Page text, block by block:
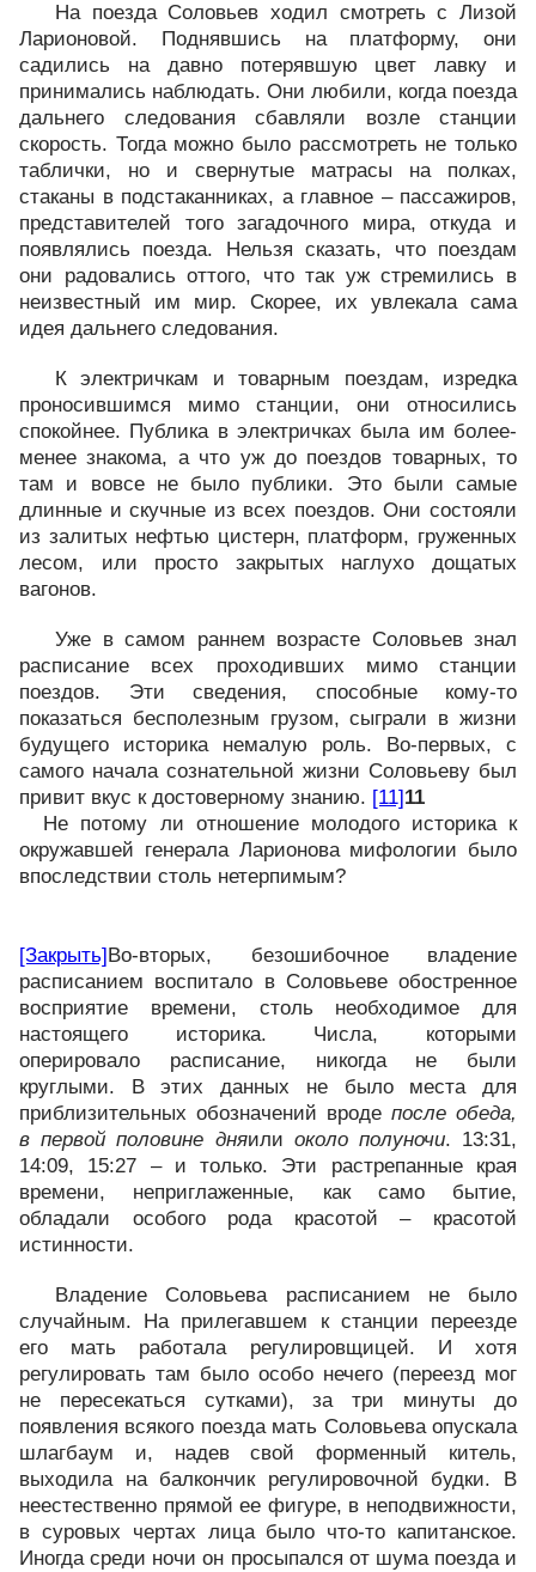
На поезда Соловьев ходил смотреть с Лизой
Ларионовой. Поднявшись на платформу, они
садились на давно потерявшую цвет лавку и
принимались наблюдать. Они любили, когда поезда
дальнего следования сбавляли возле станции
скорость. Тогда можно было рассмотреть не только
таблички, но и свернутые матрасы на полках,
стаканы в подстаканниках, а главное – пассажиров,
представителей того загадочного мира, откуда и
появлялись поезда. Нельзя сказать, что поездам
они радовались оттого, что так уж стремились в
неизвестный им мир. Скорее, их увлекала сама
идея дальнего следования.
К электричкам и товарным поездам, изредка
проносившимся мимо станции, они относились
спокойнее. Публика в электричках была им более-
менее знакома, а что уж до поездов товарных, то
там и вовсе не было публики. Это были самые
длинные и скучные из всех поездов. Они состояли
из залитых нефтью цистерн, платформ, груженных
лесом, или просто закрытых наглухо дощатых
вагонов.
Уже в самом раннем возрасте Соловьев знал
расписание всех проходивших мимо станции
поездов. Эти сведения, способные кому-то
показаться бесполезным грузом, сыграли в жизни
будущего историка немалую роль. Во-первых, с
самого начала сознательной жизни Соловьеву был
привит вкус к достоверному знанию. [11]11
Не потому ли отношение молодого историка к
окружавшей генерала Ларионова мифологии было
впоследствии столь нетерпимым?
[Закрыть]Во-вторых, безошибочное владение
расписанием воспитало в Соловьеве обостренное
восприятие времени, столь необходимое для
настоящего историка. Числа, которыми
оперировало расписание, никогда не были
круглыми. В этих данных не было места для
приблизительных обозначений вроде после обеда,
в первой половине дняили около полуночи. 13:31,
14:09, 15:27 – и только. Эти растрепанные края
времени, неприглаженные, как само бытие,
обладали особого рода красотой – красотой
истинности.
Владение Соловьева расписанием не было
случайным. На прилегавшем к станции переезде
его мать работала регулировщицей. И хотя
регулировать там было особо нечего (переезд мог
не пересекаться сутками), за три минуты до
появления всякого поезда мать Соловьева опускала
шлагбаум и, надев свой форменный китель,
выходила на балкончик регулировочной будки. В
неестественно прямой ее фигуре, в неподвижности,
в суровых чертах лица было что-то капитанское.
Иногда среди ночи он просыпался от шума поезда и